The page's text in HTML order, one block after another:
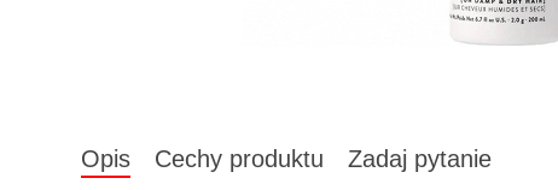
Opis Cechy produktu Zadaj pytanie